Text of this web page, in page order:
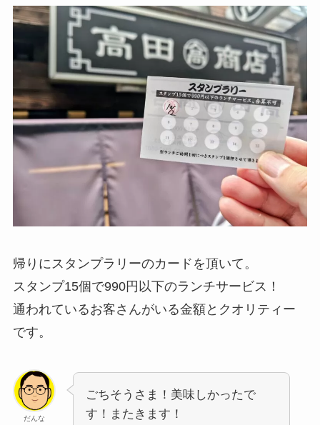
帰りにスタンプラリーのカードを頂いて。
スタンプ15個で990円以下のランチサービス！
通われているお客さんがいる金額とクオリティー
です。
だんな
ごちそうさま！美味しかったで
す！またきます！